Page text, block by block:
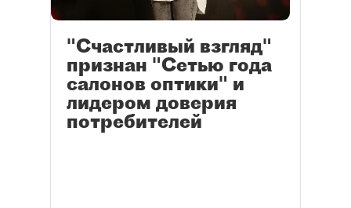
"Счастливый взгляд"
признан "Сетью года
салонов оптики" и
лидером доверия
потребителей